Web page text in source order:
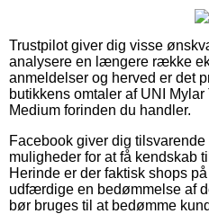
Trustpilot giver dig visse
analysere en længere række
anmeldelser og herved er det
butikkens omtaler af UNI
Medium forinden du handler.
Facebook giver dig
muligheder for at få kendskab
Herinde er der faktisk shops
udfærdige en bedømmelse af
bør bruges til at bedømme